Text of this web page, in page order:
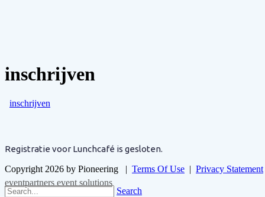
inschrijven
inschrijven
Registratie voor Lunchcafé is gesloten.
Copyright 2026 by Pioneering | Terms Of Use | Privacy Statement
eventpartners event solutions
Search